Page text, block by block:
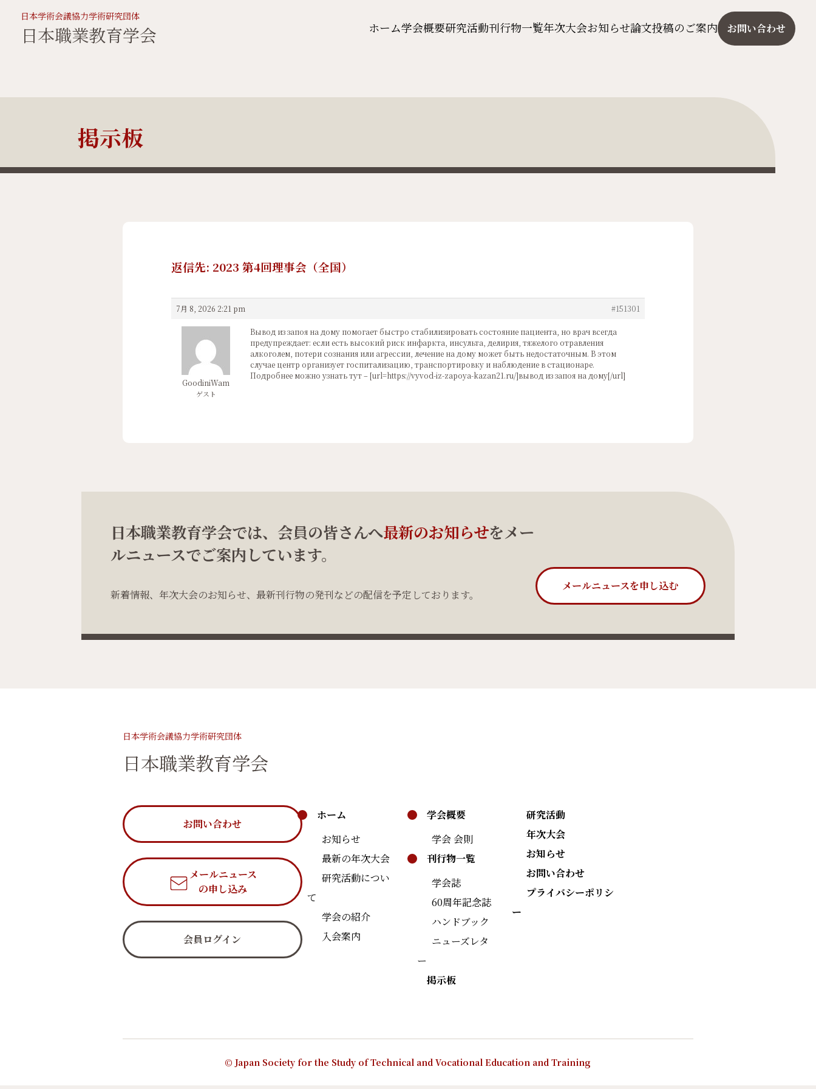
日本学術会議協力学術研究団体
日本職業教育学会 ホーム学会概要研究活動刊行物一覧年次大会お知らせ論文投稿のご案内 お問い合わせ
掲示板
返信先: 2023 第4回理事会（全国）
7月 8, 2026 2:21 pm #151301
GoodiniWam
ゲスト
Вывод из запоя на дому помогает быстро стабилизировать состояние пациента, но врач всегда
предупреждает: если есть высокий риск инфаркта, инсульта, делирия, тяжелого отравления
алкоголем, потери сознания или агрессии, лечение на дому может быть недостаточным. В этом
случае центр организует госпитализацию, транспортировку и наблюдение в стационаре.
Подробнее можно узнать тут – [url=https://vyvod-iz-zapoya-kazan21.ru/]вывод из запоя на дому[/url]
日本職業教育学会では、会員の皆さんへ最新のお知らせをメー
ルニュースでご案内しています。
新着情報、年次大会のお知らせ、最新刊行物の発刊などの配信を予定しております。
メールニュースを申し込む
日本学術会議協力学術研究団体
日本職業教育学会
お問い合わせ
メールニュース
の申し込み
会員ログイン
ホーム
お知らせ
最新の年次大会
研究活動につい
て
学会の紹介
入会案内
学会概要
学会 会則
刊行物一覧
学会誌
60周年記念誌
ハンドブック
ニューズレタ
ー
掲示板
研究活動
年次大会
お知らせ
お問い合わせ
プライバシーポリシ
ー
© Japan Society for the Study of Technical and Vocational Education and Training